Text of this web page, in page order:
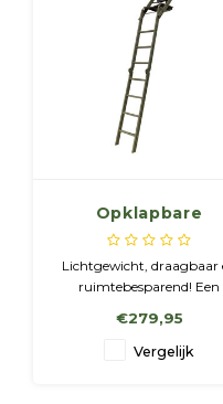
Opklapbare
aanzitladder
Lichtgewicht, draagbaar
ruimtebesparend! Een
met geweersteun, snel op
zetten in het veld.
€279,95
Vergelijk